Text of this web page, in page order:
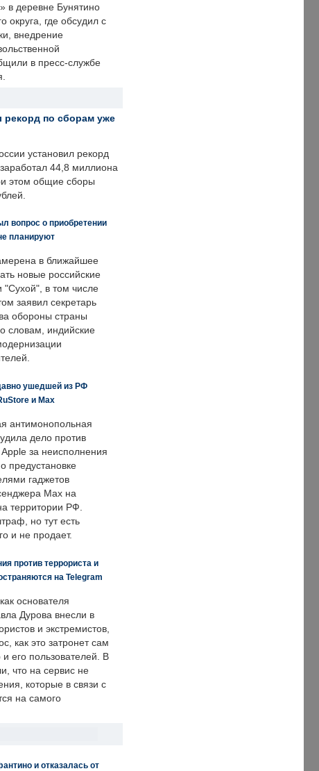
в деревне Бунятино
округа, где обсудил с
внедрение
в пресс-службе
рекорд по сборам уже
установил рекорд
44,8 миллиона
этом общие сборы
вопрос о приобретении
планируют
в ближайшее
новые российские
"Сухой", в том числе
заявил секретарь
обороны страны
словам, индийские
ушедшей из РФ
и Max
антимонопольная
дело против
за неисполнения
предустановке
гаджетов
Max на
территории РФ.
но тут есть
и не продает.
против террориста и
на Telegram
основателя
Дурова внесли в
и экстремистов,
как это затронет сам
его пользователей. В
что на сервис не
которые в связи с
на самого
и отказалась от